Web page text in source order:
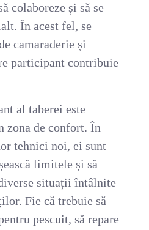
colaboreze și să se
În acest fel, se
camaraderie și
participant contribuie
al taberei este
zona de confort. În
tehnici noi, ei sunt
limitele și să
situații întâlnite
Fie că trebuie să
pescuit, să repare